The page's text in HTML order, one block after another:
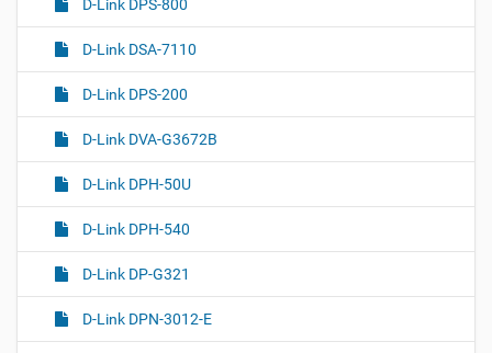
D-Link DPS-800
D-Link DSA-7110
D-Link DPS-200
D-Link DVA-G3672B
D-Link DPH-50U
D-Link DPH-540
D-Link DP-G321
D-Link DPN-3012-E